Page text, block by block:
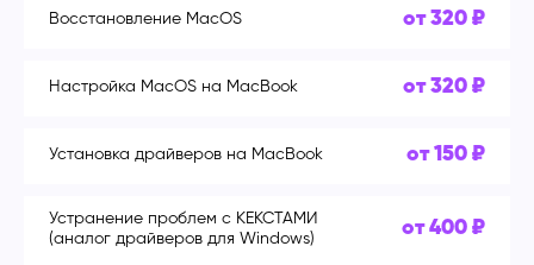
Восстановление MacOS от 320 ₽
Настройка MacOS на MacBook от 320 ₽
Установка драйверов на MacBook от 150 ₽
Устранение проблем с КЕКСТАМИ
(аналог драйверов для Windows)
от 400 ₽